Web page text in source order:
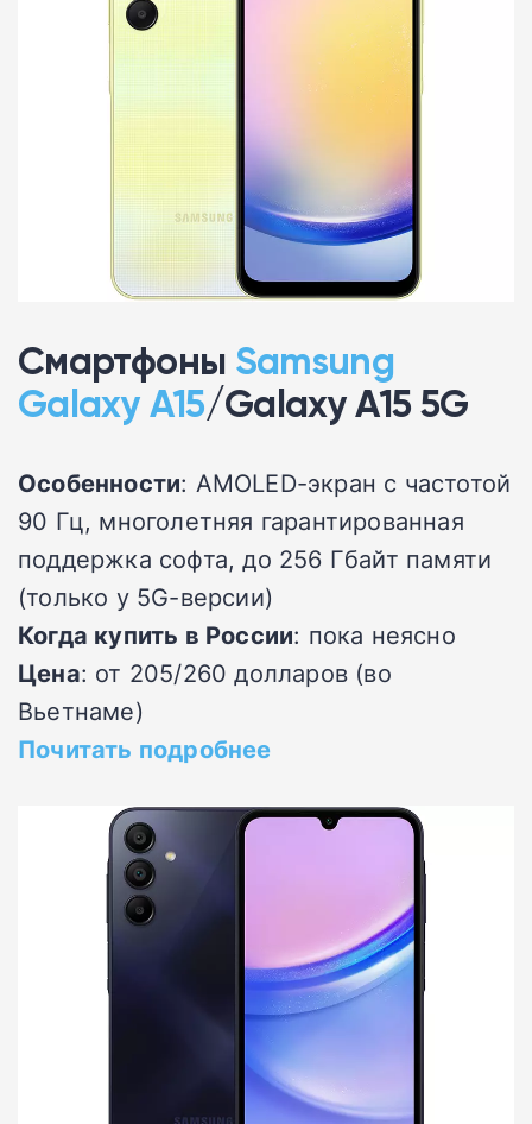
Смартфоны Samsung
Galaxy A15/Galaxy A15 5G
Особенности: AMOLED-экран с частотой
90 Гц, многолетняя гарантированная
поддержка софта, до 256 Гбайт памяти
(только у 5G-версии)
Когда купить в России: пока неясно
Цена: от 205/260 долларов (во
Вьетнаме)
Почитать подробнее